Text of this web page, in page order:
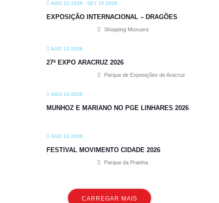
AGO 10 2026 - SET 10 2026
EXPOSIÇÃO INTERNACIONAL – DRAGÕES
Shopping Moxuara
AGO 13 2026
27ª EXPO ARACRUZ 2026
Parque de Exposições de Aracruz
AGO 14 2026
MUNHOZ E MARIANO NO PGE LINHARES 2026
AGO 14 2026
FESTIVAL MOVIMENTO CIDADE 2026
Parque da Prainha
CARREGAR MAIS